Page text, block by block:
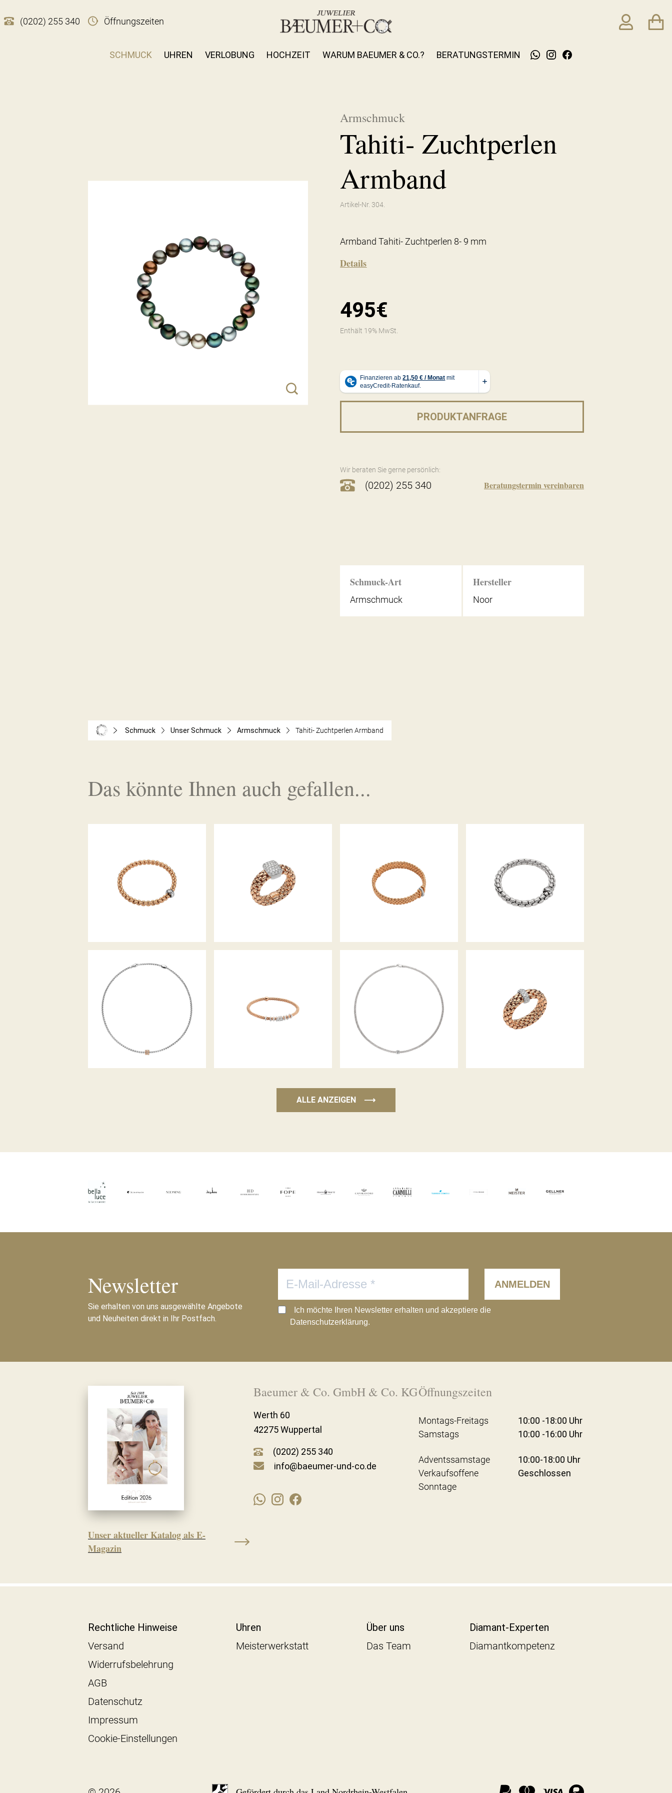
(0202) 255 340 Öffnungszeiten
SCHMUCK UHREN VERLOBUNG HOCHZEIT WARUM BAEUMER & CO.? BERATUNGSTERMIN
Armschmuck
Tahiti- Zuchtperlen
Armband
Artikel-Nr. 304.
Armband Tahiti- Zuchtperlen 8- 9 mm
Details
495€
Enthält 19% MwSt.
PRODUKTANFRAGE
Wir beraten Sie gerne persönlich:
(0202) 255 340 Beratungstermin vereinbaren
Schmuck-Art
Armschmuck
Hersteller
Noor
Schmuck Unser Schmuck Armschmuck Tahiti- Zuchtperlen Armband
Das könnte Ihnen auch gefallen...
FLEX’IT ARMBAND EKA
KOLLEKTION
FLEX’IT RING VENDÔME
KOLLEKTION
FLEX’IT ARMBAND PANORAMA
KOLLEKTION
FLEX’IT ARMBAND EKA-
ANNIVERSARIO KOLLEKTION
KOLLEKTION
COLLIER PRIMA KOLLEKTION
KOLLEKTION
ALLE ANZEIGEN ⟶
Newsletter
Sie erhalten von uns ausgewählte Angebote
und Neuheiten direkt in Ihr Postfach.
ANMELDEN
Ich möchte Ihren Newsletter erhalten und akzeptiere die
Datenschutzerklärung.
Unser aktueller Katalog als E-
Magazin
Baeumer & Co. GmbH & Co. KG
Werth 60
42275 Wuppertal
(0202) 255 340
info@baeumer-und-co.de
Öffnungszeiten
Montags-Freitags
10:00 -18:00 Uhr
Samstags
10:00 -16:00 Uhr
Adventssamstage
10:00-18:00 Uhr
Verkaufsoffene
Sonntage
Geschlossen
Rechtliche Hinweise
Versand
Widerrufsbelehrung
AGB
Datenschutz
Impressum
Cookie-Einstellungen
Uhren
Meisterwerkstatt
Über uns
Das Team
Diamant-Experten
Diamantkompetenz